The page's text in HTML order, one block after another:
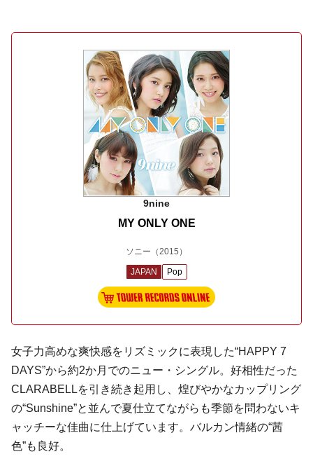
9nine
MY ONLY ONE
ソニー （2015）
JAPAN Pop
女子力高めな爽快感をリズミックに表現した“HAPPY 7
DAYS”から約2か月でのニュー・シングル。好相性だった
CLARABELLを引き続き起用し、煌びやかなカップリング
の“Sunshine”と並んで夏仕立てながらも季節を問わないキ
ャッチーな佳曲に仕上げています。バルカン情緒の“茜
色”も良好。